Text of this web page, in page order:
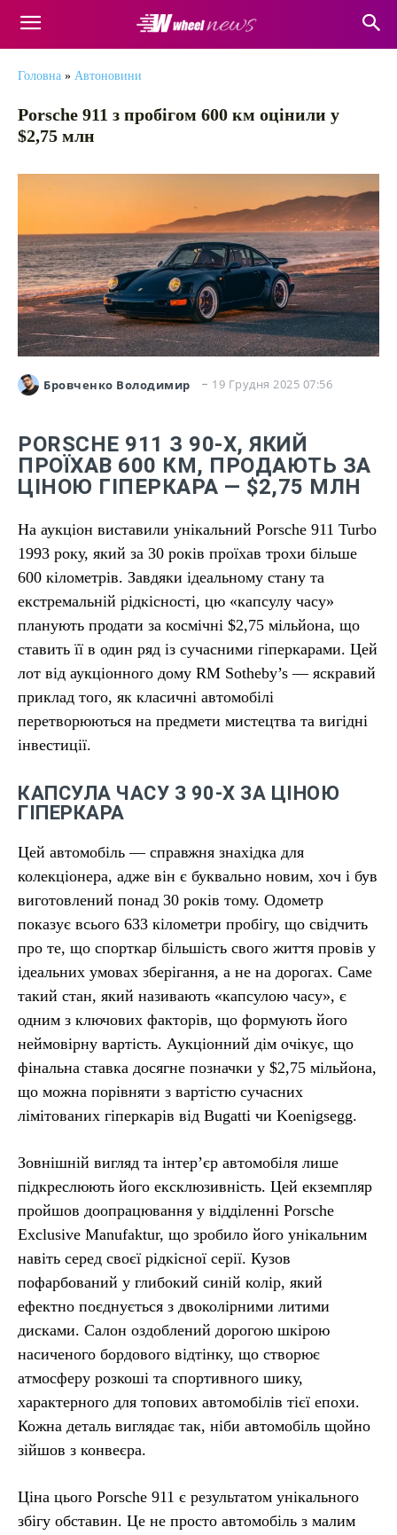
Головна » Автоновини
Porsche 911 з пробігом 600 км оцінили у
$2,75 млн
Бровченко Володимир 19 Грудня 2025 07:56
PORSCHE 911 З 90-Х, ЯКИЙ
ПРОЇХАВ 600 КМ, ПРОДАЮТЬ ЗА
ЦІНОЮ ГІПЕРКАРА — $2,75 МЛН
На аукціон виставили унікальний Porsche 911 Turbo
1993 року, який за 30 років проїхав трохи більше
600 кілометрів. Завдяки ідеальному стану та
екстремальній рідкісності, цю «капсулу часу»
планують продати за космічні $2,75 мільйона, що
ставить її в один ряд із сучасними гіперкарами. Цей
лот від аукціонного дому RM Sotheby’s — яскравий
приклад того, як класичні автомобілі
перетворюються на предмети мистецтва та вигідні
інвестиції.
КАПСУЛА ЧАСУ З 90-Х ЗА ЦІНОЮ
ГІПЕРКАРА
Цей автомобіль — справжня знахідка для
колекціонера, адже він є буквально новим, хоч і був
виготовлений понад 30 років тому. Одометр
показує всього 633 кілометри пробігу, що свідчить
про те, що спорткар більшість свого життя провів у
ідеальних умовах зберігання, а не на дорогах. Саме
такий стан, який називають «капсулою часу», є
одним з ключових факторів, що формують його
неймовірну вартість. Аукціонний дім очікує, що
фінальна ставка досягне позначки у $2,75 мільйона,
що можна порівняти з вартістю сучасних
лімітованих гіперкарів від Bugatti чи Koenigsegg.
Зовнішній вигляд та інтер’єр автомобіля лише
підкреслюють його ексклюзивність. Цей екземпляр
пройшов доопрацювання у відділенні Porsche
Exclusive Manufaktur, що зробило його унікальним
навіть серед своєї рідкісної серії. Кузов
пофарбований у глибокий синій колір, який
ефектно поєднується з двоколірними литими
дисками. Салон оздоблений дорогою шкірою
насиченого бордового відтінку, що створює
атмосферу розкоші та спортивного шику,
характерного для топових автомобілів тієї епохи.
Кожна деталь виглядає так, ніби автомобіль щойно
зійшов з конвеєра.
Ціна цього Porsche 911 є результатом унікального
збігу обставин. Це не просто автомобіль з малим